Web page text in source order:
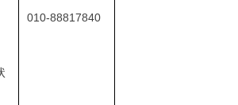
010-88817840